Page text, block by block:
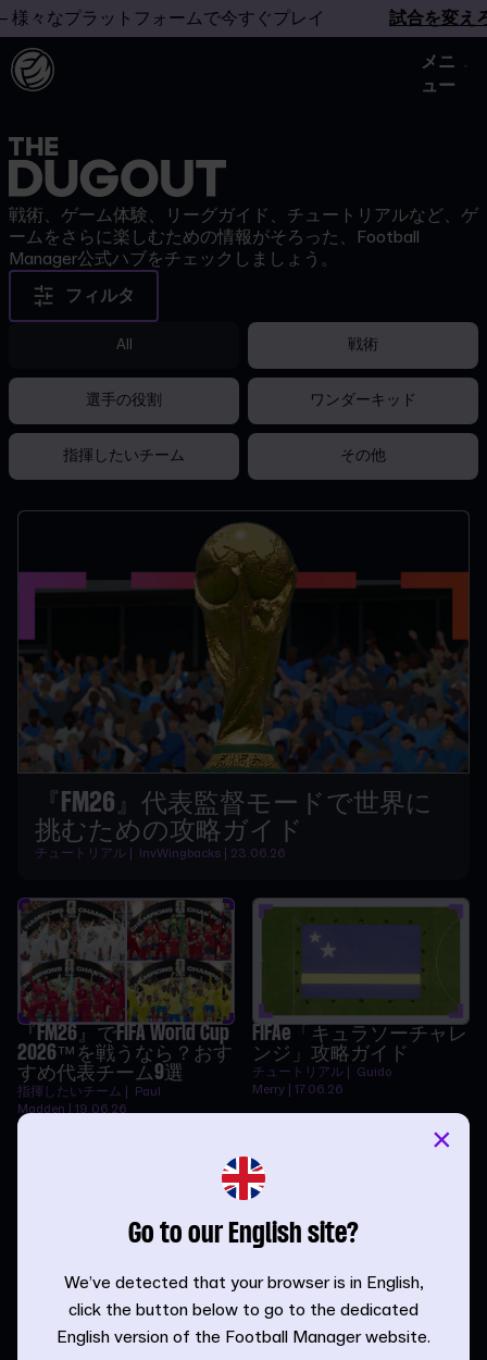
なプラットフォームで今すぐプレイ 試合を変えろ
メニ
ュー
戦術、ゲーム体験、リーグガイド、チュートリアルなど、ゲ
ームをさらに楽しむための情報がそろった、Football
Manager公式ハブをチェックしましょう。
フィルタ
All 戦術
選手の役割 ワンダーキッド
指揮したいチーム その他
『FM26』代表監督モードで世界に
挑むための攻略ガイド
チュートリアル | InvWingbacks | 23.06.26
『FM26』でFIFA World Cup
2026™を戦うなら？おす
すめ代表チーム9選
指揮したいチーム | Paul
Madden | 19.06.26
FIFAe「キュラソーチャレ
ンジ」攻略ガイド
チュートリアル | Guido
Merry | 17.06.26
『FM』が好きな理由 -
Dario Vidošić
インタビュー | FM Admin | 28.05.26
『FM26』で完璧な監督を
作るには
チュートリアル |
InvWingbacks | 13.05.26
Go to our English site?
We’ve detected that your browser is in English,
click the button below to go to the dedicated
English version of the Football Manager website.
×